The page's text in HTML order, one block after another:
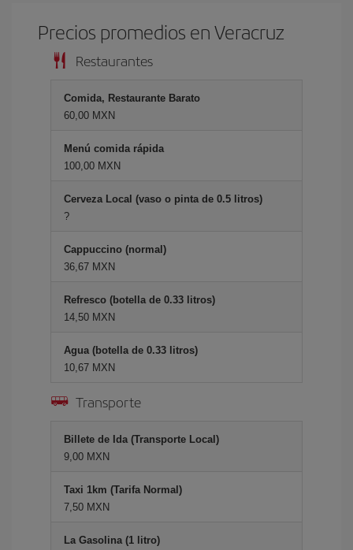
Precios promedios en Veracruz
Restaurantes
Comida, Restaurante Barato
60,00 MXN
Menú comida rápida
100,00 MXN
Cerveza Local (vaso o pinta de 0.5 litros)
?
Cappuccino (normal)
36,67 MXN
Refresco (botella de 0.33 litros)
14,50 MXN
Agua (botella de 0.33 litros)
10,67 MXN
Transporte
Billete de Ida (Transporte Local)
9,00 MXN
Taxi 1km (Tarifa Normal)
7,50 MXN
La Gasolina (1 litro)